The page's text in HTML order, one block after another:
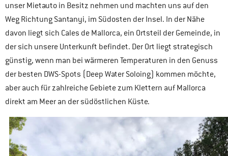
unser Mietauto in Besitz nehmen und machten uns auf den
Weg Richtung Santanyi, im Südosten der Insel. In der Nähe
davon liegt sich Cales de Mallorca, ein Ortsteil der Gemeinde, in
der sich unsere Unterkunft befindet. Der Ort liegt strategisch
günstig, wenn man bei wärmeren Temperaturen in den Genuss
der besten DWS-Spots (Deep Water Soloing) kommen möchte,
aber auch für zahlreiche Gebiete zum Klettern auf Mallorca
direkt am Meer an der südöstlichen Küste.